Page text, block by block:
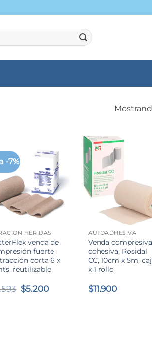
-7%
HERIDAS
venda de
fuerte
corta 6 x
reutilizable
El
$5.200El
AUTOADHESIVA
Venda compresiva
cohesiva, Rosidal
CC, 10cm x 5m,
x 1 rollo
$11.900